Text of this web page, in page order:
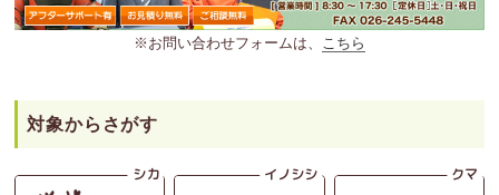
※お問い合わせフォームは、 こちら
対象からさがす